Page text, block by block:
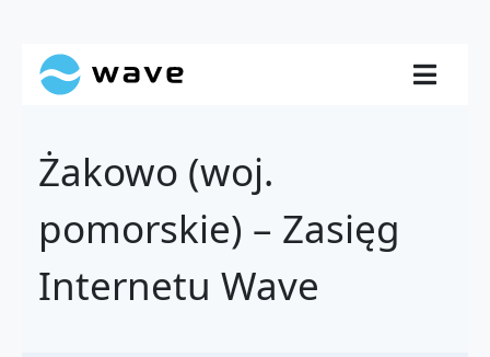
Żakowo (woj.
pomorskie) – Zasięg
Internetu Wave